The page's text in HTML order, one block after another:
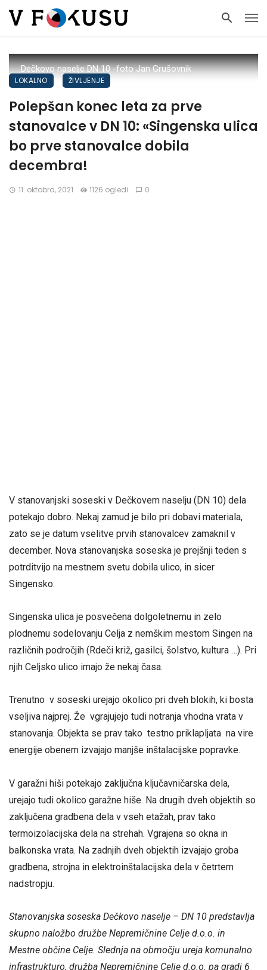
Dečkovo naselje DN 10 -foto Jan Grušovnik
LOKALNO ŽIVLJENJE
Polepšan konec leta za prve
stanovalce v DN 10: «Singenska ulica
bo prve stanovalce dobila
decembra!
11. oktobra, 2021 1126 ogledi 0
V stanovanjski soseski v Dečkovem naselju (DN 10) dela
potekajo dobro. Nekaj zamud je bilo pri dobavi materiala,
zato se je datum vselitve prvih stanovalcev zamaknil v
december. Nova stanovanjska soseska je prejšnji teden s
potrditvijo na mestnem svetu dobila ulico, in sicer
Singensko.
Singenska ulica je posvečena dolgoletnemu in zelo
plodnemu sodelovanju Celja z nemškim mestom Singen na
različnih področjih (Rdeči križ, gasilci, šolstvo, kultura …). Pri
njih Celjsko ulico imajo že nekaj časa.
Trenutno v soseski urejajo okolico pri dveh blokih, ki bosta
vseljiva najprej. Že vgrajujejo tudi notranja vhodna vrata v
stanovanja. Objekta se prav tako testno priklapljata na vire
energije obenem izvajajo manjše inštalacijske popravke.
V garažni hiši potekajo zaključna ključavničarska dela,
urejajo tudi okolico garažne hiše. Na drugih dveh objektih so
zaključena gradbena dela v vseh etažah, prav tako
termoizolacijska dela na strehah. Vgrajena so okna in
balkonska vrata. Na zadnjih dveh objektih izvajajo groba
gradbena, strojna in elektroinštalacijska dela v četrtem
nadstropju.
Stanovanjska soseska Dečkovo naselje – DN 10 predstavlja
skupno naložbo družbe Nepremičnine Celje d.o.o. in
Mestne občine Celje. Slednja na območju ureja komunalno
infrastrukturo, družba Nepremičnine Celje d.o.o. pa gradi 6